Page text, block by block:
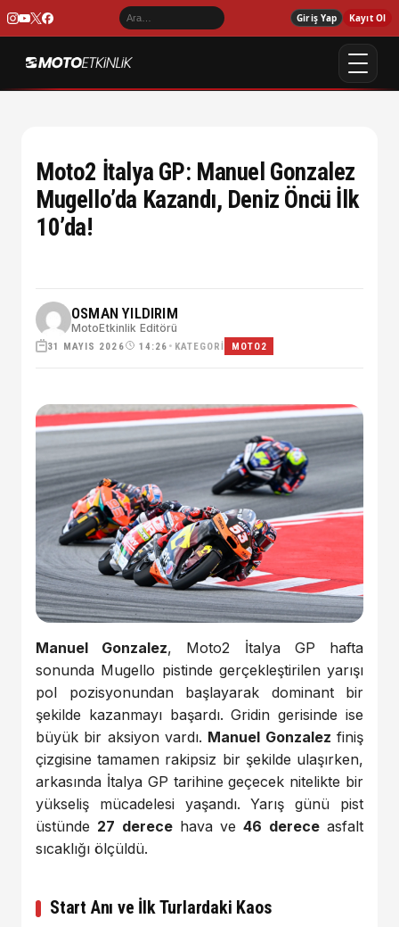
Giriş Yap Kayıt Ol
Moto2 İtalya GP: Manuel Gonzalez
Mugello’da Kazandı, Deniz Öncü İlk
10’da!
OSMAN YILDIRIM
MotoEtkinlik Editörü
31 MAYIS 2026 14:26 • KATEGORI MOTO2
Manuel Gonzalez, Moto2 İtalya GP hafta
sonunda Mugello pistinde gerçekleştirilen yarışı
pol pozisyonundan başlayarak dominant bir
şekilde kazanmayı başardı. Gridin gerisinde ise
büyük bir aksiyon vardı. Manuel Gonzalez finiş
çizgisine tamamen rakipsiz bir şekilde ulaşırken,
arkasında İtalya GP tarihine geçecek nitelikte bir
yükseliş mücadelesi yaşandı. Yarış günü pist
üstünde 27 derecehava ve46 dereceasfalt
sıcaklığı ölçüldü.
Start Anı ve İlk Turlardaki Kaos